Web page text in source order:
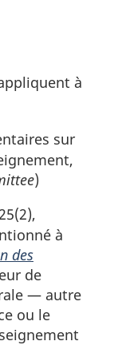
à
sur
)
à
des
de
— autre
ou le